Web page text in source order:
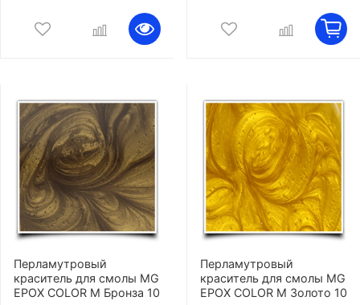
Перламутровый
краситель для смолы MG
EPOX COLOR M Бронза 10
Перламутровый
краситель для смолы MG
EPOX COLOR M Золото 10